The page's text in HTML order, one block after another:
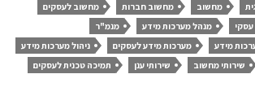
מחשוב מחשוב חברות
מחשוב לעסקים
מנהל מערכות מידע
מנמ"ר
מידע מערכות מידע לעסקים
ניהול מערכות מידע
מחשוב שירותי ענן תמיכה טכנית לעסקים